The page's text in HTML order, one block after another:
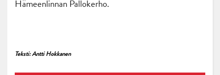
Hämeenlinnan Pallokerho.
Teksti: Antti Hokkanen